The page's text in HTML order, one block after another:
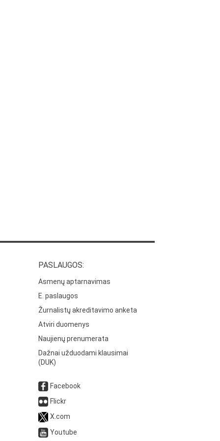
PASLAUGOS:
Asmenų aptarnavimas
E. paslaugos
Žurnalistų akreditavimo anketa
Atviri duomenys
Naujienų prenumerata
Dažnai užduodami klausimai
(DUK)
Facebook
Flickr
X.com
Youtube